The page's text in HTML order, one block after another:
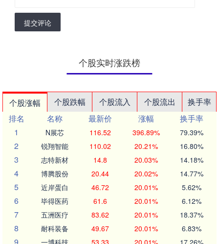
提交评论
个股实时涨跌榜
个股涨幅 个股跌幅 个股流入 个股流出
换手率
排名
名称 最新价 涨幅
换手率
1
N展芯 116.52 396.89% 79.39%
2 锐翔智能 110.02 20.21% 16.80%
3 志特新材 14.8 20.03% 14.18%
4 博腾股份 20.44 20.02% 14.77%
5 近岸蛋白 46.72 20.01% 5.62%
6 毕得医药 61.6 20.01% 6.12%
7 五洲医疗 83.62 20.01% 18.37%
8 耐科装备 49.67 20.01% 6.83%
9 一博科技 53.33 20.01% 17.26%